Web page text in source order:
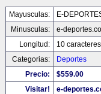
Mayusculas:
E-
Minusculas:
e-
Longitud:
10 caracteres
Categorias:
Deportes
Precio:
$559.00
Visitar!
e-